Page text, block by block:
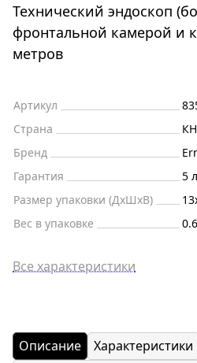
Технический эндоскоп
фронтальной камерой и
метров
Артикул
Страна
Бренд
Гарантия
5
Размер упаковки (ДxШxВ)
Вес в упаковке
Все характеристики
Описание
Характеристики